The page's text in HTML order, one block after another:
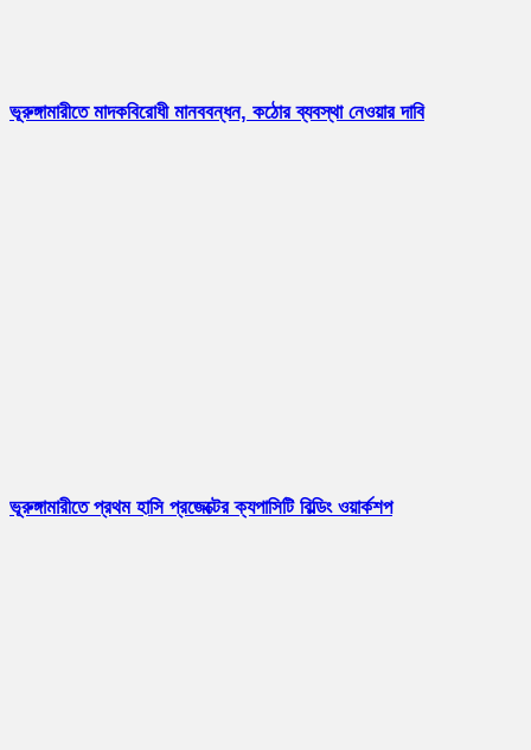
ভূরুঙ্গামারীতে মাদকবিরোধী মানববন্ধন, কঠোর ব্যবস্থা নেওয়ার দাবি
ভূরুঙ্গামারীতে প্রথম হাসি প্রজেক্টের ক্যপাসিটি বিল্ডিং ওয়ার্কশপ